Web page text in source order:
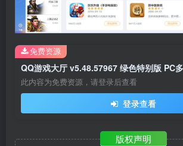
QQ游戏大厅 v5.48.57967 绿色特别版 PC
此内容为免费资源，请登录后查看
登录查看
免费资源
版权声明